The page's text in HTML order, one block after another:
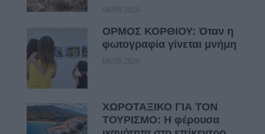
08/08/2026
ΟΡΜΟΣ ΚΟΡΘΙΟΥ: Όταν η
φωτογραφία γίνεται μνήμη
08/08/2026
ΧΩΡΟΤΑΞΙΚΟ ΓΙΑ ΤΟΝ
ΤΟΥΡΙΣΜΟ: Η φέρουσα